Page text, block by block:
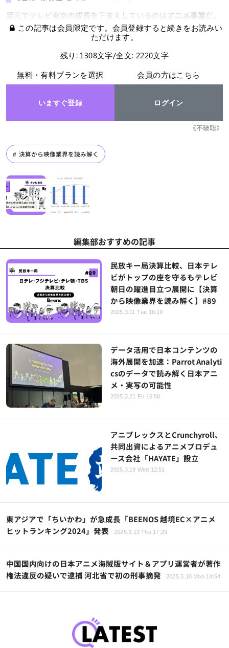
足元でテレビ東京の成長を下支えしているのはアニメ事業だ。
この記事は会員限定です。会員登録すると続きをお読みい
ただけます。
残り: 1308文字/全文: 2220文字
無料・有料プランを選択
いますぐ登録
会員の方はこちら
ログイン
《不破聡》
決算から映像業界を読み解く
編集部おすすめの記事
民放キー局決算比較、日本テレ
ビがトップの座を守るもテレビ
朝日の躍進目立つ展開に【決算
から映像業界を読み解く】#89
2025.3.11 Tue 16:19
データ活用で日本コンテンツの
海外展開を加速：Parrot Analyti
csのデータで読み解く日本アニ
メ・実写の可能性
2025.3.21 Fri 16:58
アニプレックスとCrunchyroll、
共同出資によるアニメプロデュ
ース会社「HAYATE」設立
2025.3.19 Wed 12:51
東アジアで「ちいかわ」が急成長「BEENOS 越境EC×アニメ
ヒットランキング2024」発表
2025.3.13 Thu 17:29
中国国内向けの日本アニメ海賊版サイト＆アプリ運営者が著作
権法違反の疑いで逮捕 河北省で初の刑事摘発
2025.3.10 Mon 14:54